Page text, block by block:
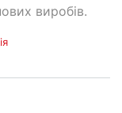
виробів.